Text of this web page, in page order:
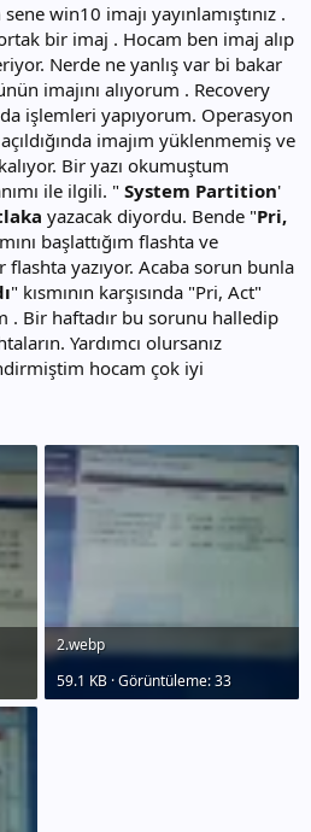
win10 imajı yayınlamıştınız .
bir imaj . Hocam ben imaj alıp
Nerde ne yanlış var bi bakar
imajını alıyorum . Recovery
işlemleri yapıyorum. Operasyon
imajım yüklenmemiş ve
Bir yazı okumuştum
ile ilgili. " System Partition'
yazacak diyordu. Bende "Pri,
başlattığım flashta ve
yazıyor. Acaba sorun bunla
" kısmının karşısında "Pri, Act"
. Bir haftadır bu sorunu halledip
Yardımcı olursanız
hocam çok iyi
2.webp
59.1 KB · Görüntüleme: 33